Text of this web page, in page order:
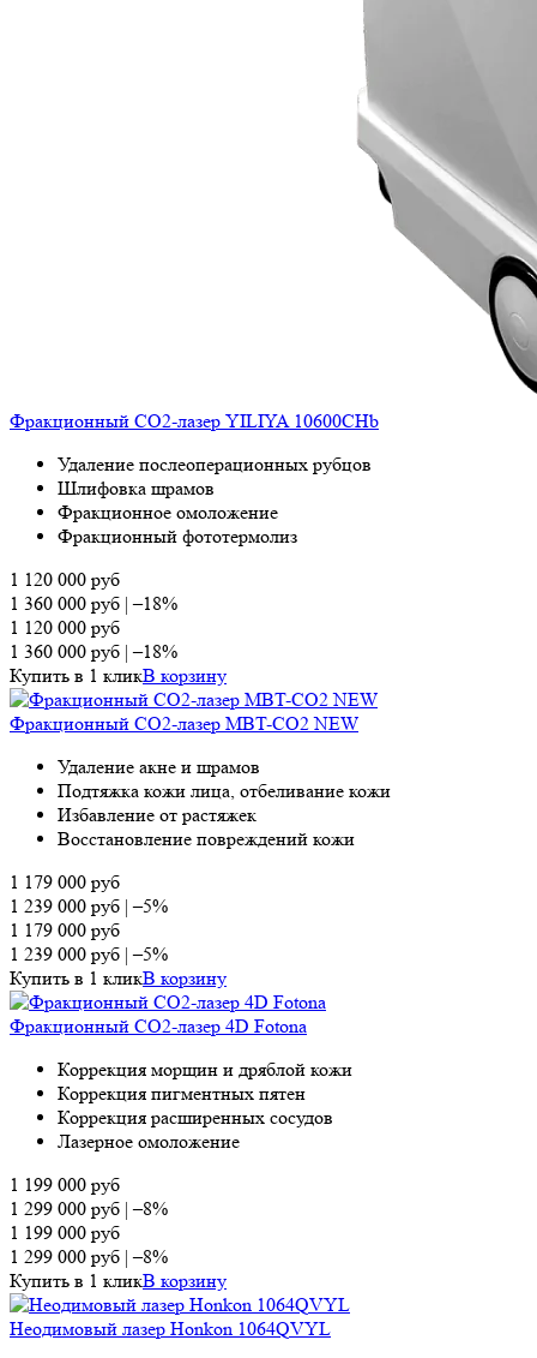
Фракционный СО2-лазер YILIYA 10600CHb
Удаление послеоперационных рубцов
Шлифовка шрамов
Фракционное омоложение
Фракционный фототермолиз
1 120 000 руб
1 360 000 руб |–18%
1 120 000 руб
1 360 000 руб |–18%
Купить в 1 кликВ корзину
Фракционный СО2-лазер MBT-CO2 NEW
Удаление акне и шрамов
Подтяжка кожи лица, отбеливание кожи
Избавление от растяжек
Восстановление повреждений кожи
1 179 000 руб
1 239 000 руб |–5%
1 179 000 руб
1 239 000 руб |–5%
Купить в 1 кликВ корзину
Фракционный СО2-лазер 4D Fotona
Коррекция морщин и дряблой кожи
Коррекция пигментных пятен
Коррекция расширенных сосудов
Лазерное омоложение
1 199 000 руб
1 299 000 руб |–8%
1 199 000 руб
1 299 000 руб |–8%
Купить в 1 кликВ корзину
Неодимовый лазер Honkon 1064QVYL